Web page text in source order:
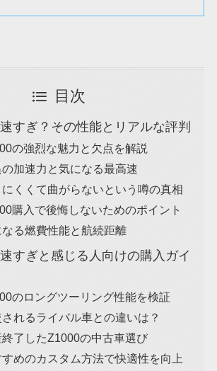
目次
すぎ？その性能とリアルな評判
の強烈な魅力と欠点を解説
加速力と気になる最高速
くくて曲がらないという噂の真相
購入で後悔しないためのポイント
る燃費性能と航続距離
すぎと感じる人向けの購入ガイ
のロングツーリング性能を検証
されるライバル車との違いは？
了したZ1000の中古車選び
すめのカスタム方法で快適性を向上